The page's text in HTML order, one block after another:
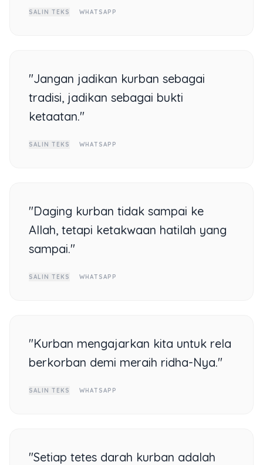
SALIN TEKS WHATSAPP
"Jangan jadikan kurban sebagai
tradisi, jadikan sebagai bukti
ketaatan."
SALIN TEKS WHATSAPP
"Daging kurban tidak sampai ke
Allah, tetapi ketakwaan hatilah yang
sampai."
SALIN TEKS WHATSAPP
"Kurban mengajarkan kita untuk rela
berkorban demi meraih ridha-Nya."
SALIN TEKS WHATSAPP
"Setiap tetes darah kurban adalah